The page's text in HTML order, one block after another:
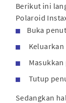
Berikut ini
Polaroid
Buka
Tutup
Sedangkan